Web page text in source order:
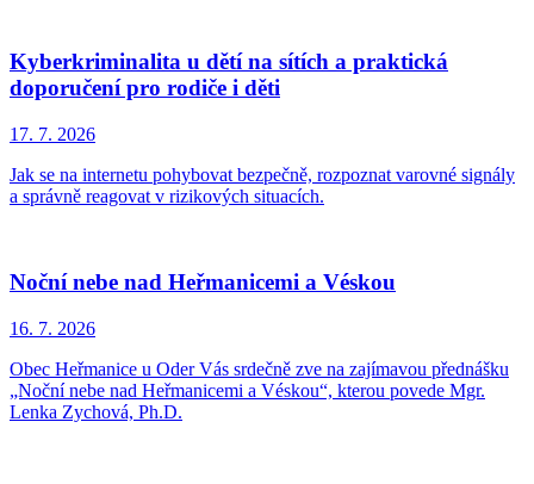
Kyberkriminalita u dětí na sítích a praktická
doporučení pro rodiče i děti
17. 7. 2026
Jak se na internetu pohybovat bezpečně, rozpoznat varovné signály
a správně reagovat v rizikových situacích.
Noční nebe nad Heřmanicemi a Véskou
16. 7. 2026
Obec Heřmanice u Oder Vás srdečně zve na zajímavou přednášku
„Noční nebe nad Heřmanicemi a Véskou“, kterou povede Mgr.
Lenka Zychová, Ph.D.